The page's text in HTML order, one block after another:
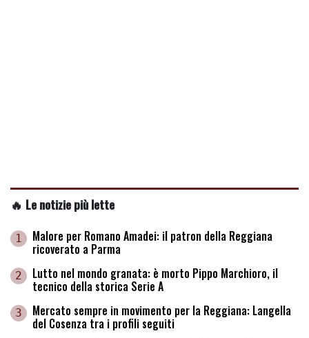
🔥 Le notizie più lette
1 Malore per Romano Amadei: il patron della Reggiana
ricoverato a Parma
2 Lutto nel mondo granata: è morto Pippo Marchioro, il
tecnico della storica Serie A
3 Mercato sempre in movimento per la Reggiana: Langella
del Cosenza tra i profili seguiti